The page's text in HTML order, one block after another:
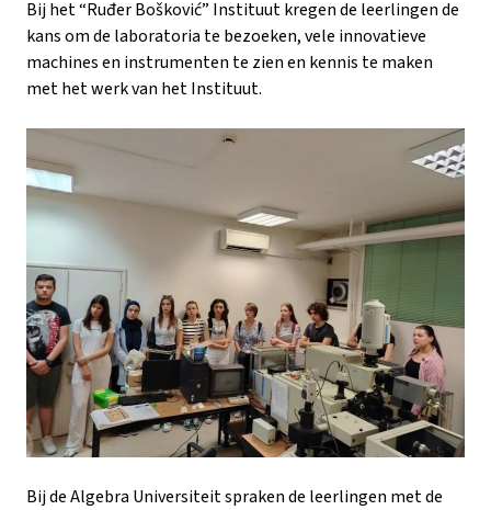
Bij het “Ruđer Bošković” Instituut kregen de leerlingen de
kans om de laboratoria te bezoeken, vele innovatieve
machines en instrumenten te zien en kennis te maken
met het werk van het Instituut.
Bij de Algebra Universiteit spraken de leerlingen met de